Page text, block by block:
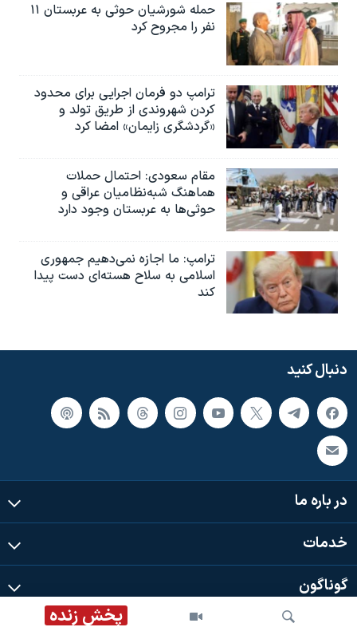
پخش زنده
حمله شورشیان حوثی به عربستان ۱۱
نفر را مجروح کرد
ترامپ دو فرمان اجرایی برای محدود
کردن شهروندی از طریق تولد و
«گردشگری زایمان» امضا کرد
مقام سعودی: احتمال حملات
هماهنگ شبه‌نظامیان عراقی و
حوثی‌ها به عربستان وجود دارد
ترامپ: ما اجازه نمی‌دهیم جمهوری
اسلامی به سلاح هسته‌ای دست پیدا
کند
دنبال کنید
در باره ما
خدمات
گوناگون